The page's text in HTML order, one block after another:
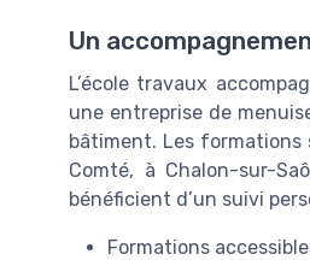
Un
L’école travaux
une entreprise de
bâtiment. Les
Comté, à Chalon-sur-
bénéficient d’un suivi
Formations